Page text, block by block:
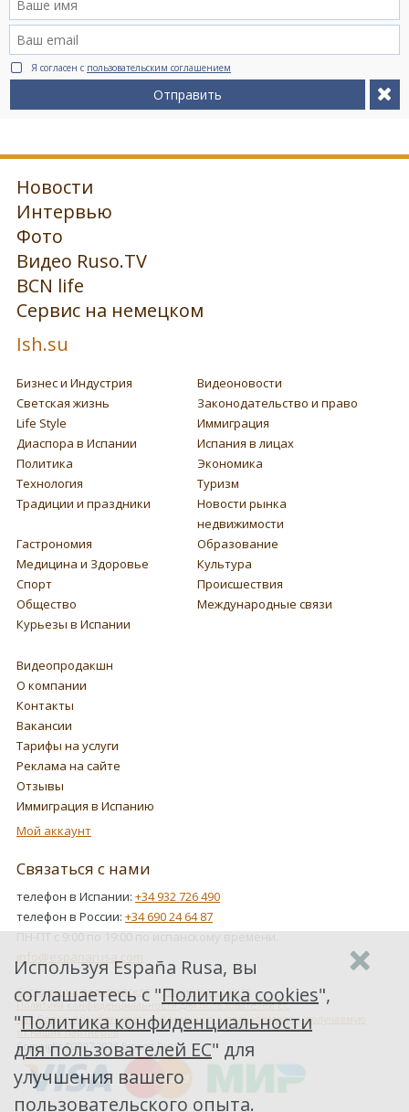
Я согласен с пользовательским соглашением
Отправить
Новости
Интервью
Фото
Видео Ruso.TV
BCN life
Сервис на немецком
Ish.su
Бизнес и Индустрия
Видеоновости
Светская жизнь
Законодательство и право
Life Style
Иммиграция
Диаспора в Испании
Испания в лицах
Политика
Экономика
Технология
Туризм
Традиции и праздники
Новости рынка
недвижимости
Гастрономия
Образование
Медицина и Здоровье
Культура
Спорт
Происшествия
Общество
Международные связи
Курьезы в Испании
Видеопродакшн
О компании
Контакты
Вакансии
Тарифы на услуги
Реклама на сайте
Отзывы
Иммиграция в Испанию
Мой аккаунт
Связаться с нами
телефон в Испании: +34 932 726 490
телефон в России: +34 690 24 64 87
ПН-ПТ с 9:00 по 19:00 по испанскому времени.
info@espanarusa.com
Соглашение пользователя
Политика cookies
Политика конфиденциальности для пользователей ЕС
Как Google обрабатывает информацию о пользователях, получаемую
от наших партнеров
Copyright ©2007-2026 Espana Rusa
Используя España Rusa, вы
соглашаетесь с "Политика cookies",
"Политика конфиденциальности
для пользователей ЕС" для
улучшения вашего
пользовательского опыта.